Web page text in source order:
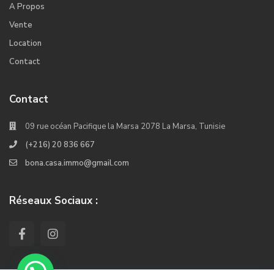
A Propos
Vente
Location
Contact
Contact
09 rue océan Pacifique la Marsa 2078 La Marsa, Tunisie
(+216) 20 836 667
bona.casa.immo@gmail.com
Réseaux Sociaux :